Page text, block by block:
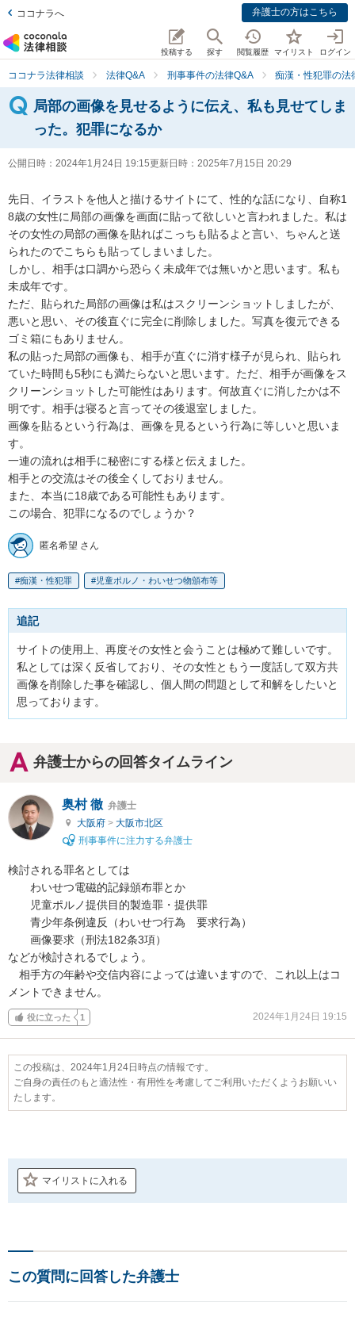
ココナラへ 弁護士の方はこちら
投稿する 探す 閲覧履歴 マイリスト ログイン
ココナラ法律相談 法律Q&A 刑事事件の法律Q&A 痴漢・性犯罪の法
局部の画像を見せるように伝え、私も見せてしま
った。犯罪になるか
公開日時： 2024年1月24日 19:15更新日時： 2025年7月15日 20:29
先日、イラストを他人と描けるサイトにて、性的な話になり、自称1
8歳の女性に局部の画像を画面に貼って欲しいと言われました。私は
その女性の局部の画像を貼ればこっちも貼るよと言い、ちゃんと送
られたのでこちらも貼ってしまいました。
しかし、相手は口調から恐らく未成年では無いかと思います。私も
未成年です。
ただ、貼られた局部の画像は私はスクリーンショットしましたが、
悪いと思い、その後直ぐに完全に削除しました。写真を復元できる
ゴミ箱にもありません。
私の貼った局部の画像も、相手が直ぐに消す様子が見られ、貼られ
ていた時間も5秒にも満たらないと思います。ただ、相手が画像をス
クリーンショットした可能性はあります。何故直ぐに消したかは不
明です。相手は寝ると言ってその後退室しました。
画像を貼るという行為は、画像を見るという行為に等しいと思いま
す。
一連の流れは相手に秘密にする様と伝えました。
相手との交流はその後全くしておりません。
また、本当に18歳である可能性もあります。
この場合、犯罪になるのでしょうか？
匿名希望 さん
痴漢・性犯罪 児童ポルノ・わいせつ物頒布等
追記
サイトの使用上、再度その女性と会うことは極めて難しいです。
私としては深く反省しており、その女性ともう一度話して双方共
画像を削除した事を確認し、個人間の問題として和解をしたいと
思っております。
弁護士からの回答タイムライン
奥村 徹 弁護士
大阪府 > 大阪市北区
刑事事件に注力する弁護士
検討される罪名としては
わいせつ電磁的記録頒布罪とか
児童ポルノ提供目的製造罪・提供罪
青少年条例違反（わいせつ行為　要求行為）
画像要求（刑法182条3項）
などが検討されるでしょう。
相手方の年齢や交信内容によっては違いますので、これ以上はコ
メントできません。
役に立った 1 2024年1月24日 19:15
この投稿は、2024年1月24日時点の情報です。
ご自身の責任のもと適法性・有用性を考慮してご利用いただくようお願いい
たします。
マイリストに入れる
この質問に回答した弁護士